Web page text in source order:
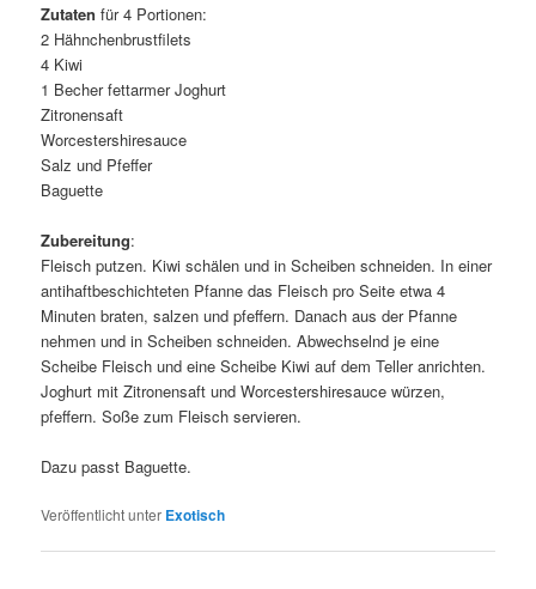
Zutaten für 4 Portionen:
2 Hähnchenbrustfilets
4 Kiwi
1 Becher fettarmer Joghurt
Zitronensaft
Worcestershiresauce
Salz und Pfeffer
Baguette
Zubereitung:
Fleisch putzen. Kiwi schälen und in Scheiben schneiden. In einer
antihaftbeschichteten Pfanne das Fleisch pro Seite etwa 4
Minuten braten, salzen und pfeffern. Danach aus der Pfanne
nehmen und in Scheiben schneiden. Abwechselnd je eine
Scheibe Fleisch und eine Scheibe Kiwi auf dem Teller anrichten.
Joghurt mit Zitronensaft und Worcestershiresauce würzen,
pfeffern. Soße zum Fleisch servieren.
Dazu passt Baguette.
Veröffentlicht unter Exotisch